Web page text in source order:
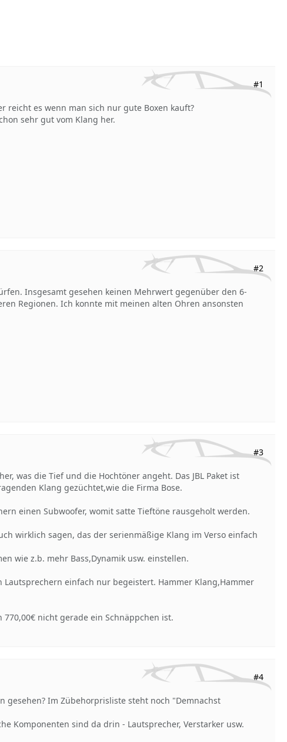
#1
reicht es wenn man sich nur gute Boxen kauft?
sehr gut vom Klang her.
#2
Insgesamt gesehen keinen Mehrwert gegenüber den 6-
Regionen. Ich konnte mit meinen alten Ohren ansonsten
#3
was die Tief und die Hochtöner angeht. Das JBL Paket ist
Klang gezüchtet,wie die Firma Bose.
einen Subwoofer, womit satte Tieftöne rausgeholt werden.
wirklich sagen, das der serienmäßige Klang im Verso einfach
wie z.b. mehr Bass,Dynamik usw. einstellen.
einfach nur begeistert. Hammer Klang,Hammer
770,00€ nicht gerade ein Schnäppchen ist.
#4
gesehen? Im Zübehorprisliste steht noch "Demnachst
Komponenten sind da drin - Lautsprecher, Verstarker usw.